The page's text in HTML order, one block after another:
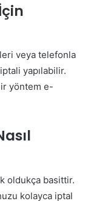
veya telefonla
yapılabilir.
yöntem e-
oldukça basittir.
kolayca iptal